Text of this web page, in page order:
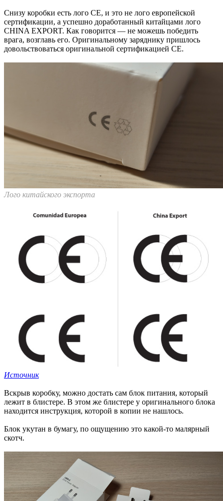
Снизу коробки есть лого CE, и это не лого европейской
сертификации, а успешно доработанный китайцами лого
CHINA EXPORT. Как говорится — не можешь победить
врага, возглавь его. Оригинальному заряднику пришлось
довольствоваться оригинальной сертификацией CE.
Лого китайского экспорта
Источник
Вскрыв коробку, можно достать сам блок питания, который
лежит в блистере. В этом же блистере у оригинального блока
находится инструкция, которой в копии не нашлось.
Блок укутан в бумагу, по ощущению это какой-то малярный
скотч.